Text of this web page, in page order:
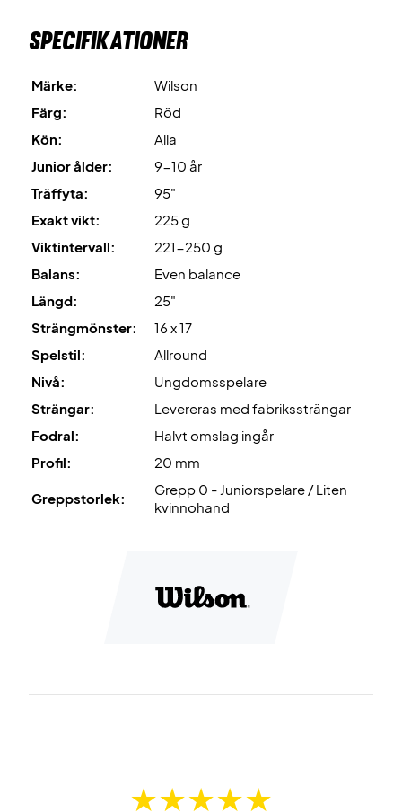
Specifikationer
Märke:
Wilson
Färg:
Röd
Kön:
Alla
Junior ålder:
9-10 år
Träffyta:
95"
Exakt vikt:
225 g
Viktintervall:
221-250 g
Balans:
Even balance
Längd:
25"
Strängmönster:
16 x 17
Spelstil:
Allround
Nivå:
Ungdomsspelare
Strängar:
Levereras med fabrikssträngar
Fodral:
Halvt omslag ingår
Profil:
20 mm
Greppstorlek:
Grepp 0 - Juniorspelare / Liten
kvinnohand